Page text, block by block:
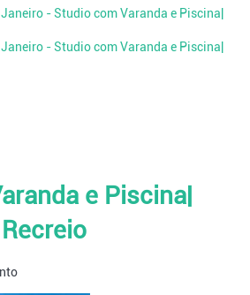
e Piscina|